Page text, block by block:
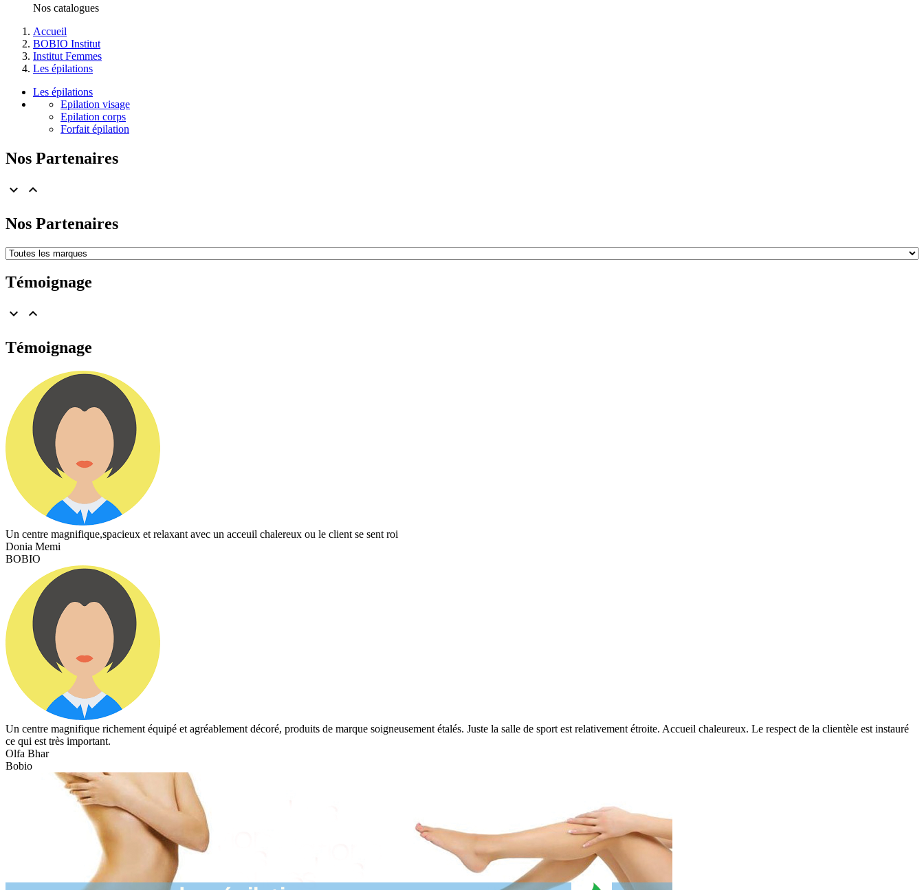
Nos catalogues
Accueil
BOBIO Institut
Institut Femmes
Les épilations
Les épilations
Epilation visage
Epilation corps
Forfait épilation
Nos Partenaires
 
Nos Partenaires
Témoignage
 
Témoignage
Un centre magnifique,spacieux et relaxant avec un acceuil chalereux ou le client se sent roi
Donia Memi
BOBIO
Un centre magnifique richement équipé et agréablement décoré, produits de marque soigneusement étalés. Juste la salle de sport est relativement étroite. Accueil chaleureux. Le respect de la clientèle est instauré
ce qui est très important.
Olfa Bhar
Bobio